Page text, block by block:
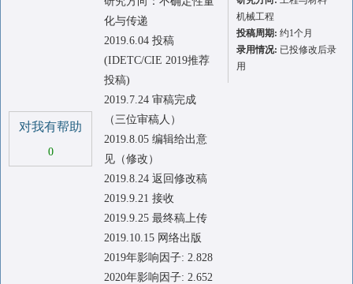
对我有帮助
0
化与传递
2019.6.04 投稿
(IDETC/CIE 2019推荐
投稿)
2019.7.24 审稿完成
（三位审稿人）
2019.8.05 编辑给出意
见（修改）
2019.8.24 返回修改稿
2019.9.21 接收
2019.9.25 最终稿上传
2019.10.15 网络出版
2019年影响因子: 2.828
2020年影响因子: 2.652
机械工程
投稿周期: 约1个月
录用情况: 已投修改后录
用